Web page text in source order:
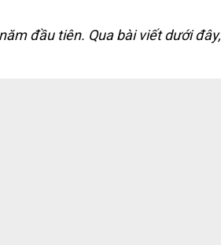
đầu tiên. Qua bài viết dưới đây,